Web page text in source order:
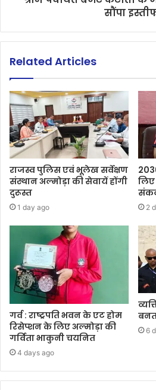
सौंपा
Related Articles
राजस्व पुलिस एवं भूलेख सर्वेक्षण
संस्थान अल्मोड़ा की सेवायें होंगी
दुरूस्त
1 day ago
लिए
2
गर्व : राष्ट्रपति भवन के एट होम
रिसेप्शन के लिए अल्मोड़ा की
गर्विता भाकुनी चयनित
4 days ago
6